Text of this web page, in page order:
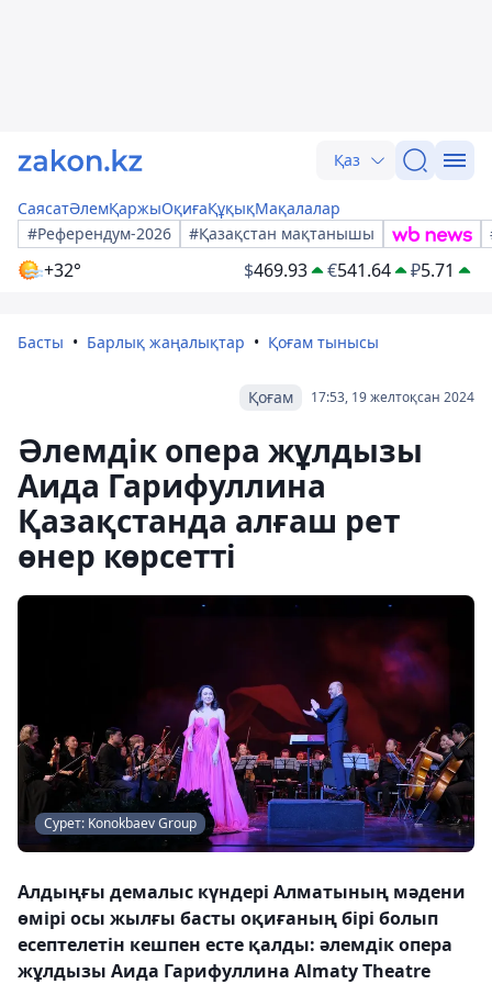
Қаз
СаясатӘлемҚаржыОқиғаҚұқықМақалалар
#Референдум-2026
#Қазақстан мақтанышы
+32° $469.93 €541.64 ₽5.71
Басты Барлық жаңалықтар Қоғам тынысы
17:53, 19 желтоқсан 2024
Қоғам
Әлемдік опера жұлдызы
Аида Гарифуллина
Қазақстанда алғаш рет
өнер көрсетті
Сурет: Konokbaev Group
Алдыңғы демалыс күндері Алматының мәдени
өмірі осы жылғы басты оқиғаның бірі болып
есептелетін кешпен есте қалды: әлемдік опера
жұлдызы Аида Гарифуллина Almaty Theatre